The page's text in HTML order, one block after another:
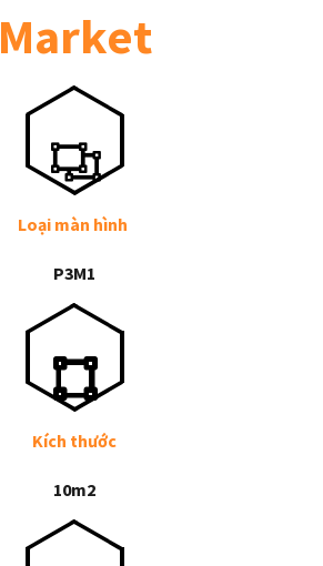
Market
Loại màn hình
P3M1
Kích thước
10m2